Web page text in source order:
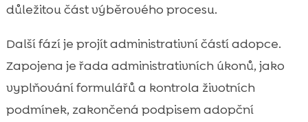
důležitou část výběrového procesu.
Další fází je projít administrativní částí adopce.
Zapojena je řada administrativních úkonů, jako
vyplňování formulářů a kontrola životních
podmínek, zakončená podpisem adopční